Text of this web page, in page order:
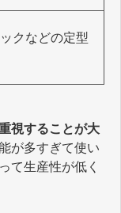
クなどの定型
視することが大
が多すぎて使い
て生産性が低く